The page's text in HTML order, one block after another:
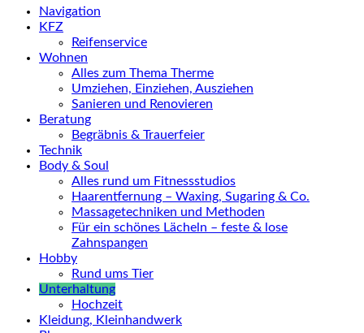
Navigation
KFZ
Reifenservice
Wohnen
Alles zum Thema Therme
Umziehen, Einziehen, Ausziehen
Sanieren und Renovieren
Beratung
Begräbnis & Trauerfeier
Technik
Body & Soul
Alles rund um Fitnessstudios
Haarentfernung – Waxing, Sugaring & Co.
Massagetechniken und Methoden
Für ein schönes Lächeln – feste & lose
Zahnspangen
Hobby
Rund ums Tier
Unterhaltung
Hochzeit
Kleidung, Kleinhandwerk